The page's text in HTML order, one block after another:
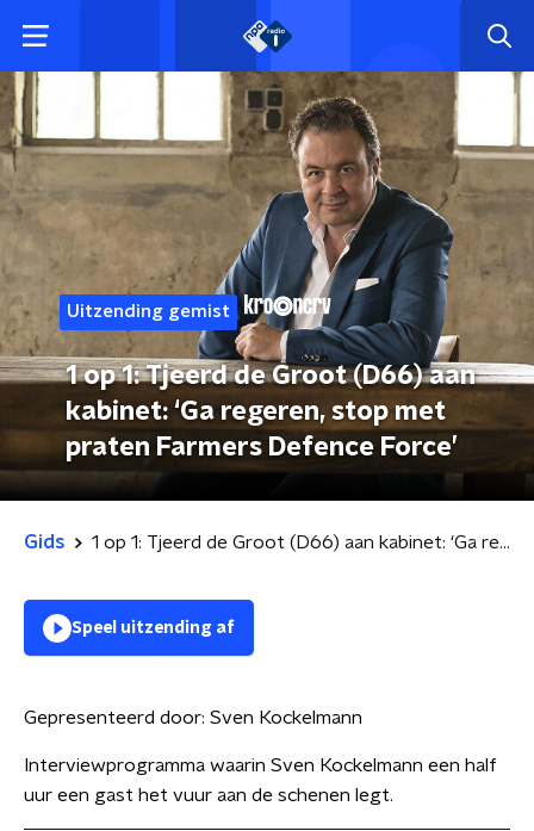
Uitzending gemist
1 op 1: Tjeerd de Groot (D66) aan
kabinet: ‘Ga regeren, stop met
praten Farmers Defence Force’
Gids 1 op 1: Tjeerd de Groot (D66) aan kabinet: ‘Ga regeren, stop met praten Farmers Defence Force’
Speel uitzending af
Gepresenteerd door: Sven Kockelmann
Interviewprogramma waarin Sven Kockelmann een half
uur een gast het vuur aan de schenen legt.